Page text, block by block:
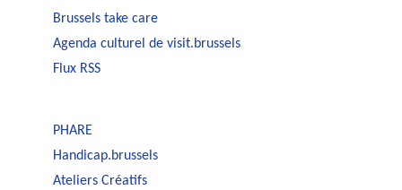
Brussels take care
Agenda culturel de visit.brussels
Flux RSS
PHARE
Handicap.brussels
Ateliers Créatifs